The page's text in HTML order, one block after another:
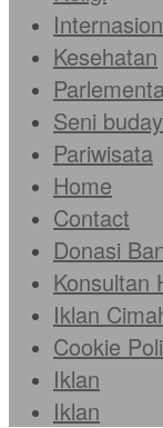
Kesehatan
Seni
Pariwisata
Home
Contact
Donasi
Konsultan
Iklan
Cookie
Iklan
Iklan